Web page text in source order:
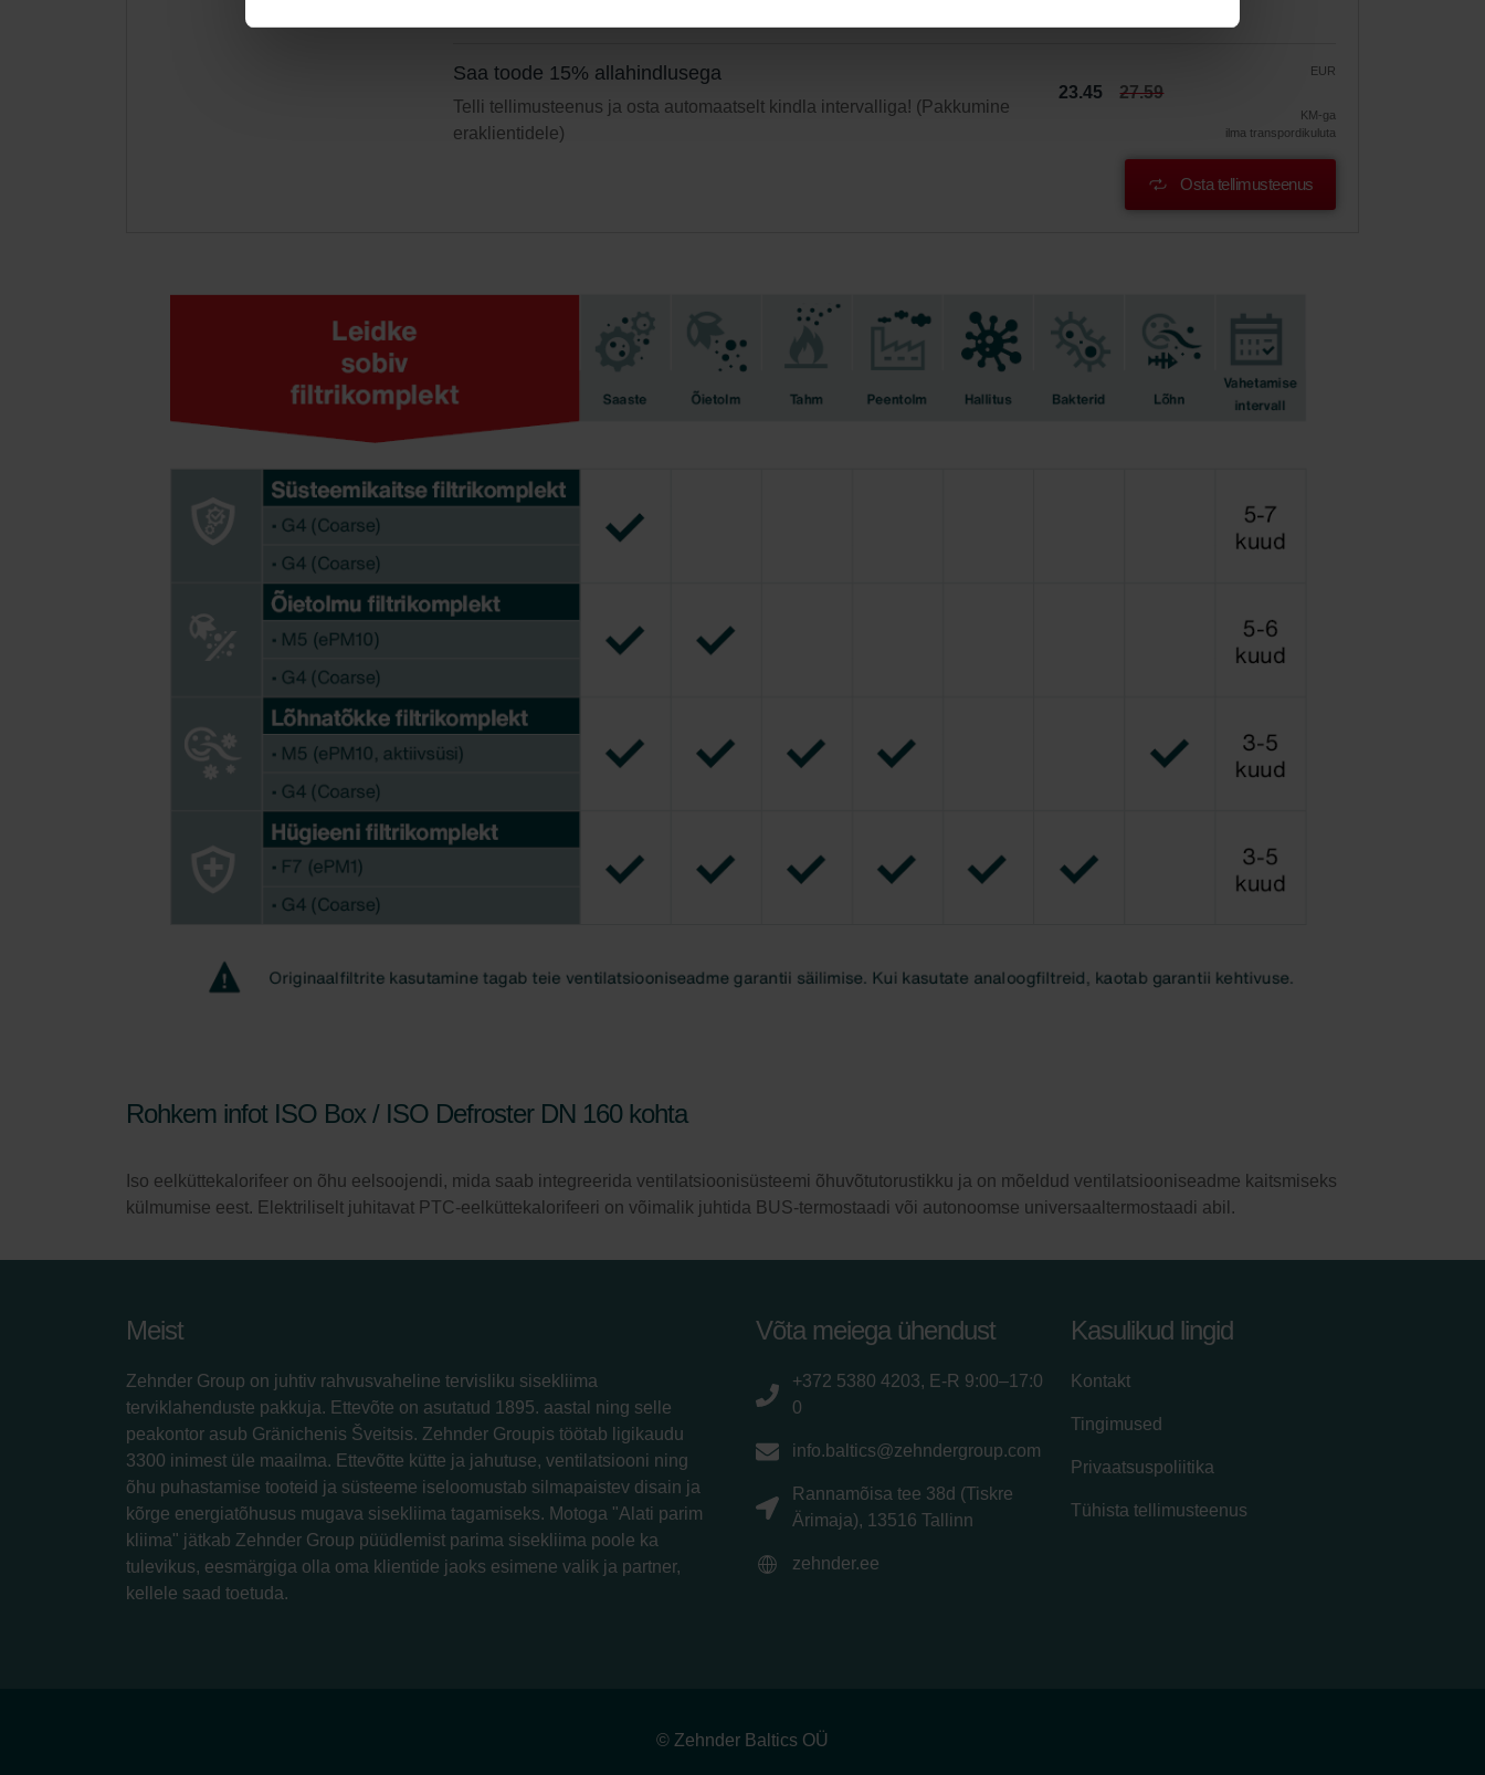
Saa toode 15% allahindlusega
Telli tellimusteenus ja osta automaatselt kindla intervalliga! (Pakkumine
eraklientidele)
EUR
23.45 27.59
KM-ga
ilma transpordikuluta
Osta tellimusteenus
Rohkem infot ISO Box / ISO Defroster DN 160 kohta
Iso eelküttekalorifeer on õhu eelsoojendi, mida saab integreerida ventilatsioonisüsteemi õhuvõtutorustikku ja on mõeldud ventilatsiooniseadme kaitsmiseks
külmumise eest. Elektriliselt juhitavat PTC-eelküttekalorifeeri on võimalik juhtida BUS-termostaadi või autonoomse universaaltermostaadi abil.
Meist
Zehnder Group on juhtiv rahvusvaheline tervisliku sisekliima
terviklahenduste pakkuja. Ettevõte on asutatud 1895. aastal ning selle
peakontor asub Gränichenis Šveitsis. Zehnder Groupis töötab ligikaudu
3300 inimest üle maailma. Ettevõtte kütte ja jahutuse, ventilatsiooni ning
õhu puhastamise tooteid ja süsteeme iseloomustab silmapaistev disain ja
kõrge energiatõhusus mugava sisekliima tagamiseks. Motoga "Alati parim
kliima" jätkab Zehnder Group püüdlemist parima sisekliima poole ka
tulevikus, eesmärgiga olla oma klientide jaoks esimene valik ja partner,
kellele saad toetuda.
Võta meiega ühendust
+372 5380 4203, E-R 9:00–17:0
0
info.baltics@zehndergroup.com
Rannamõisa tee 38d (Tiskre
Ärimaja), 13516 Tallinn
zehnder.ee
Kasulikud lingid
Kontakt
Tingimused
Privaatsuspoliitika
Tühista tellimusteenus
© Zehnder Baltics OÜ